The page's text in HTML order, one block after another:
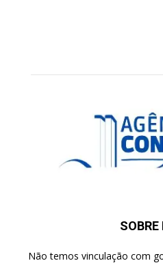
SOBRE
Não temos vinculação com